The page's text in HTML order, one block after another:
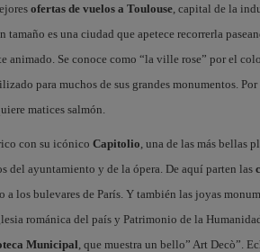
ofertas de vuelos a Toulouse, capital de la
tamaño es una ciudad que apetece recorrerla
animado. Se conoce como “la ville rose” por el
para muchos de sus grandes monumentos.
matices salmón.
con su icónico Capitolio, una de las más bellas
del ayuntamiento y de la ópera. De aquí parten las
a los bulevares de París. Y también las joyas
románica del país y Patrimonio de la
Municipal, que muestra un bello” Art Decò”.